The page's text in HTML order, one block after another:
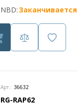
NBD:Заканчивается
Арт.: 36632
RG-RAP62